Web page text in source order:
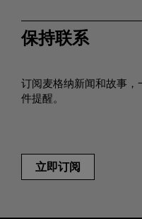
保持联系
订阅麦格纳新闻和故事
件提醒。
立即订阅